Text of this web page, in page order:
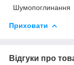
Шумопоглинання
Приховати
Відгуки про